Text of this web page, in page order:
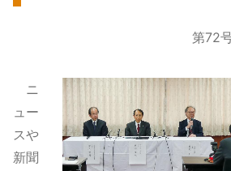
第72
ニ
ュー
スや
新聞